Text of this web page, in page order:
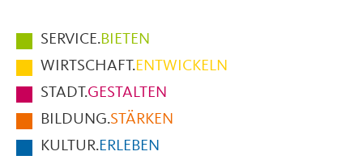
Hauptmenüpunkte
im
Fußbereich
der
Seite
SERVICE.BIETEN
WIRTSCHAFT.ENTWICKELN
STADT.GESTALTEN
BILDUNG.STÄRKEN
KULTUR.ERLEBEN